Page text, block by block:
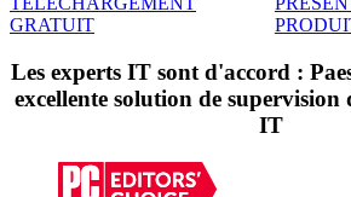
GRATUIT
Les experts IT sont d'accord :
excellente solution de supervision
IT